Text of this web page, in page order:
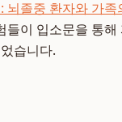
뇌졸중 환자와 가
들이 입소문을 통
습니다.